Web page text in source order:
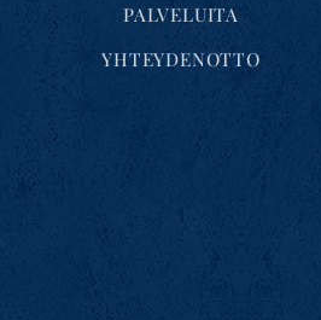
PALVELUITA
YHTEYDENOTTO